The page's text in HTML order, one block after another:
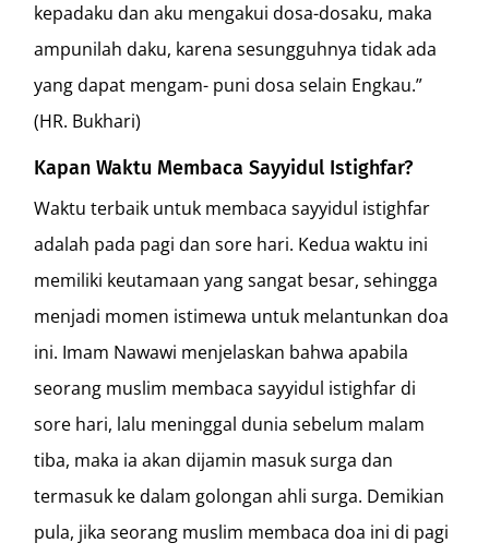
kepadaku dan aku mengakui dosa-dosaku, maka
ampunilah daku, karena sesungguhnya tidak ada
yang dapat mengam- puni dosa selain Engkau.”
(HR. Bukhari)
Kapan Waktu Membaca Sayyidul Istighfar?
Waktu terbaik untuk membaca sayyidul istighfar
adalah pada pagi dan sore hari. Kedua waktu ini
memiliki keutamaan yang sangat besar, sehingga
menjadi momen istimewa untuk melantunkan doa
ini. Imam Nawawi menjelaskan bahwa apabila
seorang muslim membaca sayyidul istighfar di
sore hari, lalu meninggal dunia sebelum malam
tiba, maka ia akan dijamin masuk surga dan
termasuk ke dalam golongan ahli surga. Demikian
pula, jika seorang muslim membaca doa ini di pagi